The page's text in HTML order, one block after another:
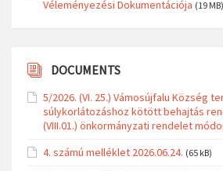
Véleményezési Dokumentációja (19 MB)
DOCUMENTS
5/2026. (VI. 25.) Vámosújfalu Község
súlykorlátozáshoz kötött behajtás
(VIII.01.) önkormányzati rendelet
4. számú melléklet 2026.06.24. (65 kB)